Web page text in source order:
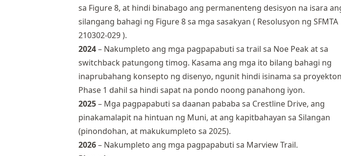
sa Figure 8, at hindi binabago ang permanenteng desisyon na isara
silangang bahagi ng Figure 8 sa mga sasakyan ( Resolusyon ng SFMTA
210302-029).
2024– Nakumpleto ang mga pagpapabuti sa trail sa Noe Peak at sa
switchback patungong timog. Kasama ang mga ito bilang bahagi ng
inaprubahang konsepto ng disenyo, ngunit hindi isinama sa
Phase 1 dahil sa hindi sapat na pondo noong panahong iyon.
2025– Mga pagpapabuti sa daanan pababa sa Crestline Drive, ang
pinakamalapit na hintuan ng Muni, at ang kapitbahayan sa Silangan
(pinondohan, at makukumpleto sa 2025).
2026– Nakumpleto ang mga pagpapabuti sa Marview Trail.